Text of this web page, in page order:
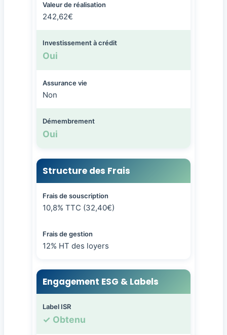
Valeur de réalisation
242,62€
Investissement à crédit
Oui
Assurance vie
Non
Démembrement
Oui
Structure des Frais
Frais de souscription
10,8% TTC (32,40€)
Frais de gestion
12% HT des loyers
Engagement ESG & Labels
Label ISR
✓ Obtenu